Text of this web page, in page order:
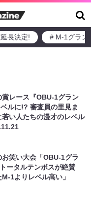
長決定! # M-1グラン
賞レース『OBU-1グラン
ルに!? 審査員の里見ま
若い人たちの漫才のレベル
笑い大会「OBU-1グラ
ータルテンボスが絶賛
M-1よりレベル高い」